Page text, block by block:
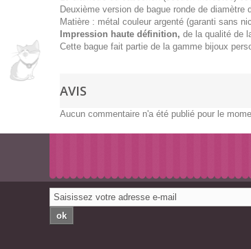
Deuxième version de bague ronde de diamètre
Matière : métal couleur argenté (garanti sans
Impression haute définition, de la qualité de
Cette bague fait partie de la gamme bijoux
AVIS
Aucun commentaire n'a été publié pour le
ok